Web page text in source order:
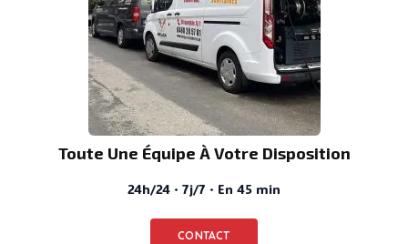
Toute Une Équipe À Votre Disposition
24h/24 · 7j/7 · En 45 min
CONTACT